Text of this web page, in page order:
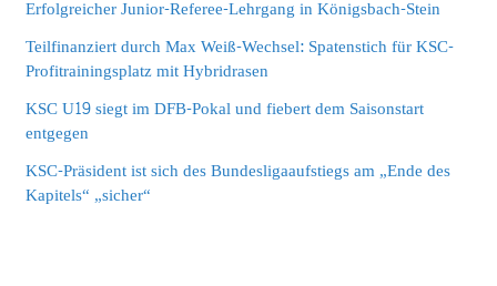
Erfolgreicher Junior-Referee-Lehrgang in Königsbach-Stein
Teilfinanziert durch Max Weiß-Wechsel: Spatenstich für KSC-
Profitrainingsplatz mit Hybridrasen
KSC U19 siegt im DFB-Pokal und fiebert dem Saisonstart
entgegen
KSC-Präsident ist sich des Bundesligaaufstiegs am „Ende des
Kapitels“ „sicher“